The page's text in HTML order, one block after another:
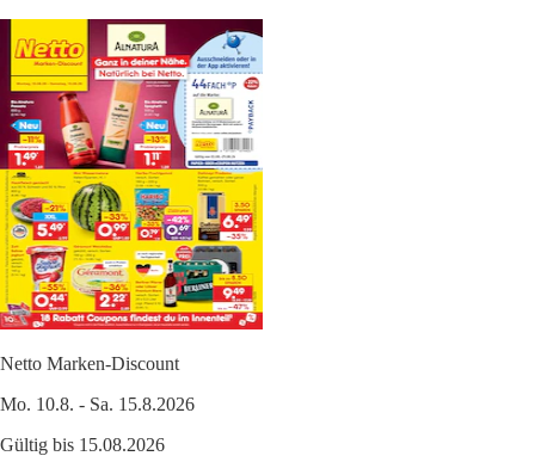
Netto Marken-Discount
Mo. 10.8. - Sa. 15.8.2026
Gültig bis 15.08.2026